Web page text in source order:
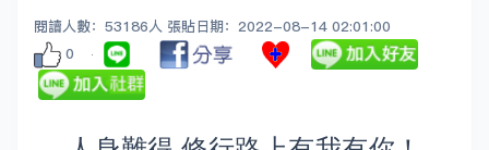
閱讀人數：53186人 張貼日期：2022-08-14 02:01:00
0